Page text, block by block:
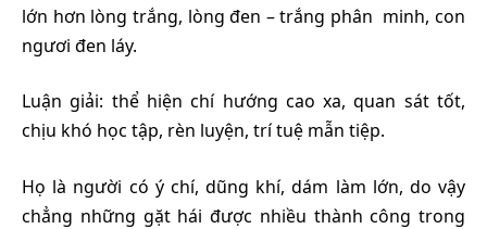
lớn hơn lòng trắng, lòng đen – trắng phân minh, con
ngươi đen láy.
Luận giải: thể hiện chí hướng cao xa, quan sát tốt,
chịu khó học tập, rèn luyện, trí tuệ mẫn tiệp.
Họ là người có ý chí, dũng khí, dám làm lớn, do vậy
chẳng những gặt hái được nhiều thành công trong